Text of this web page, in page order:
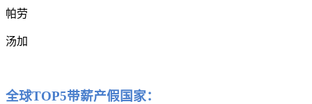
帕劳
汤加
全球TOP5带薪产假国家：